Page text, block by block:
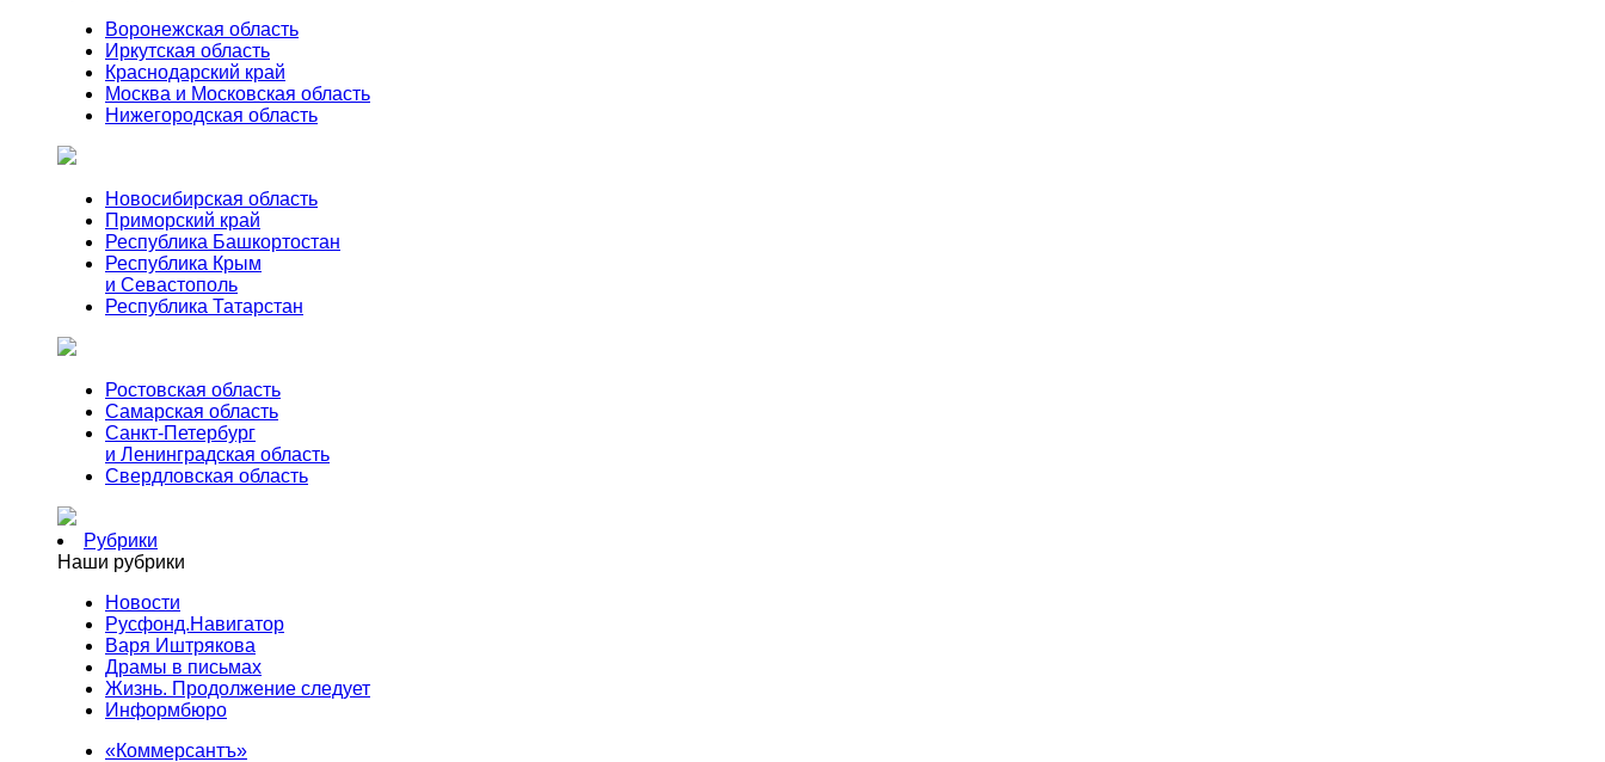
Воронежская область
Иркутская область
Краснодарский край
Москва и Московская область
Нижегородская область
Новосибирская область
Приморский край
Республика Башкортостан
Республика Крым
и Севастополь
Республика Татарстан
Ростовская область
Самарская область
Санкт-Петербург
и Ленинградская область
Свердловская область
Рубрики
Наши рубрики
Новости
Русфонд.Навигатор
Варя Иштрякова
Драмы в письмах
Жизнь. Продолжение следует
Информбюро
«Коммерсантъ»